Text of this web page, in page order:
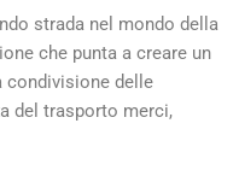
strada nel mondo della
che punta a creare un
condivisione delle
del trasporto merci,